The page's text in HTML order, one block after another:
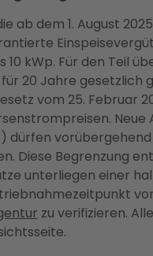
ab dem 1. August
10 kWp. Für den Teil
20 Jahre gesetzlich
vom 25. Februar
dürfen vorübergehend
Diese Begrenzung
unterliegen einer
zu verifizieren.